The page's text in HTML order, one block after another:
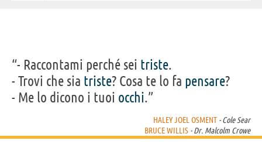
“- Raccontami perché sei triste.
- Trovi che sia triste? Cosa te lo fa pensare?
- Me lo dicono i tuoi occhi.”
HALEY JOEL OSMENT - Cole Sear
BRUCE WILLIS - Dr. Malcolm Crowe